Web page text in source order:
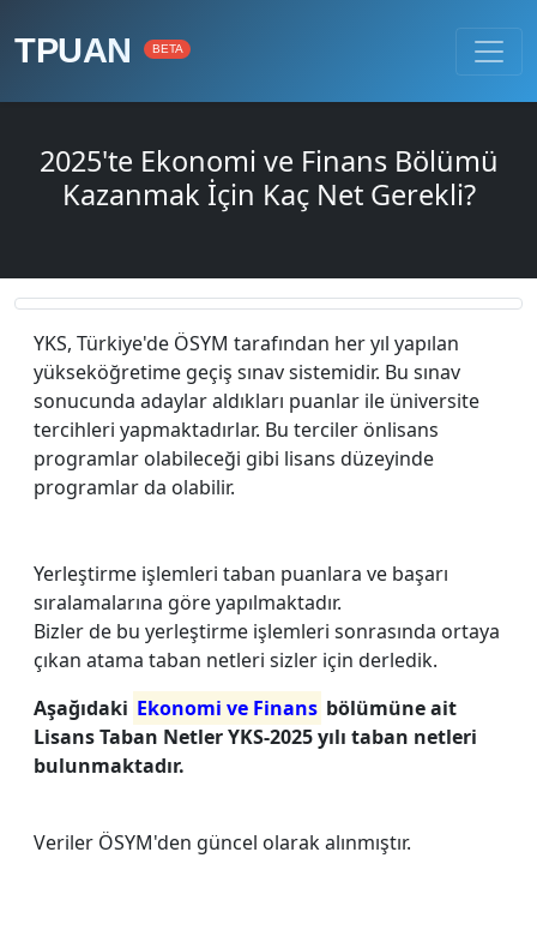
TPUAN BETA
2025'te Ekonomi ve Finans Bölümü
Kazanmak İçin Kaç Net Gerekli?
YKS, Türkiye'de ÖSYM tarafından her yıl yapılan
yükseköğretime geçiş sınav sistemidir. Bu sınav
sonucunda adaylar aldıkları puanlar ile üniversite
tercihleri yapmaktadırlar. Bu terciler önlisans
programlar olabileceği gibi lisans düzeyinde
programlar da olabilir.
Yerleştirme işlemleri taban puanlara ve başarı
sıralamalarına göre yapılmaktadır.
Bizler de bu yerleştirme işlemleri sonrasında ortaya
çıkan atama taban netleri sizler için derledik.
Aşağıdaki Ekonomi ve Finans bölümüne ait
Lisans Taban Netler YKS-2025 yılı taban netleri
bulunmaktadır.
Veriler ÖSYM'den güncel olarak alınmıştır.